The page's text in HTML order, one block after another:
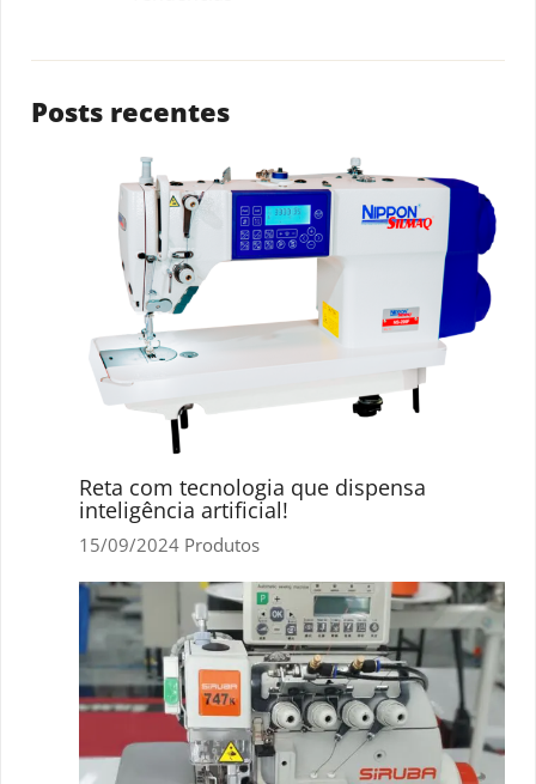
Posts recentes
Reta com tecnologia que dispensa
inteligência artificial!
15/09/2024 Produtos